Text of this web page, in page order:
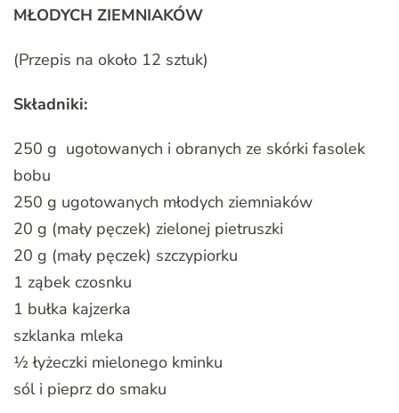
MŁODYCH ZIEMNIAKÓW
(Przepis na około 12 sztuk)
Składniki:
250 g ugotowanych i obranych ze skórki fasolek
bobu
250 g ugotowanych młodych ziemniaków
20 g (mały pęczek) zielonej pietruszki
20 g (mały pęczek) szczypiorku
1 ząbek czosnku
1 bułka kajzerka
szklanka mleka
½ łyżeczki mielonego kminku
sól i pieprz do smaku